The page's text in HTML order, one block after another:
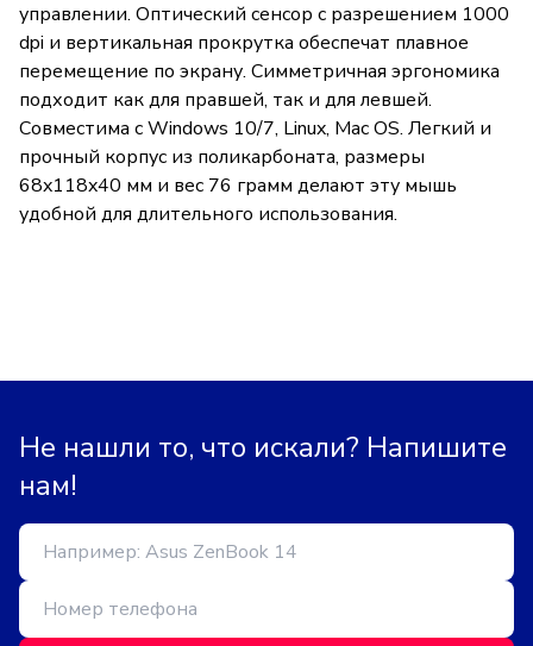
управлении. Оптический сенсор с разрешением 1000
dpi и вертикальная прокрутка обеспечат плавное
перемещение по экрану. Симметричная эргономика
подходит как для правшей, так и для левшей.
Совместима с Windows 10/7, Linux, Mac OS. Легкий и
прочный корпус из поликарбоната, размеры
68x118x40 мм и вес 76 грамм делают эту мышь
удобной для длительного использования.
Не нашли то, что искали? Напишите
нам!